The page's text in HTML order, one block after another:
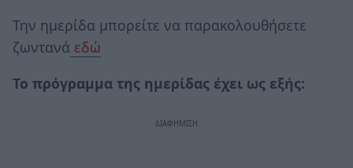
Την ημερίδα μπορείτε να παρακολουθήσετε
ζωντανά εδώ
Το πρόγραμμα της ημερίδας έχει ως εξής: